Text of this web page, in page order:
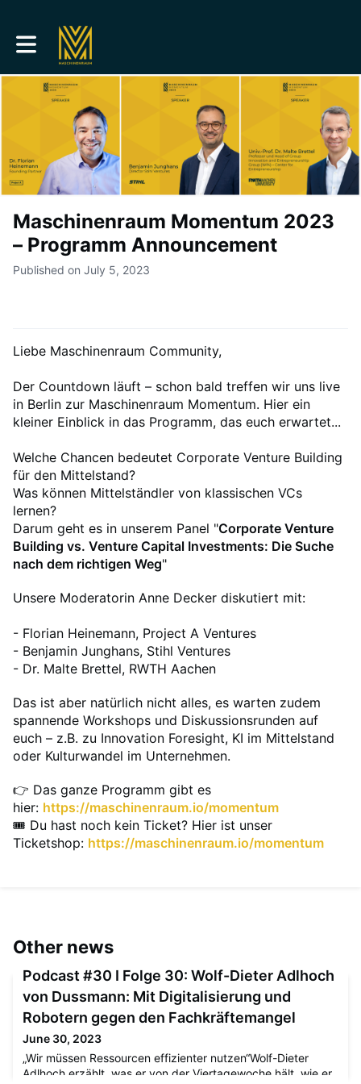
Toggle main navigation
Maschinenraum Momentum 2023
– Programm Announcement
Published on July 5, 2023
Liebe Maschinenraum Community,
Der Countdown läuft – schon bald treffen wir uns live
in Berlin zur Maschinenraum Momentum. Hier ein
kleiner Einblick in das Programm, das euch erwartet...
Welche Chancen bedeutet Corporate Venture Building
für den Mittelstand?
Was können Mittelständler von klassischen VCs
lernen?
Darum geht es in unserem Panel "Corporate Venture
Building vs. Venture Capital Investments: Die Suche
nach dem richtigen Weg"
Unsere Moderatorin Anne Decker diskutiert mit:
- Florian Heinemann, Project A Ventures
- Benjamin Junghans, Stihl Ventures
- Dr. Malte Brettel, RWTH Aachen
Das ist aber natürlich nicht alles, es warten zudem
spannende Workshops und Diskussionsrunden auf
euch – z.B. zu Innovation Foresight, KI im Mittelstand
oder Kulturwandel im Unternehmen.
👉 Das ganze Programm gibt es
hier: https://maschinenraum.io/momentum
🎟️ Du hast noch kein Ticket? Hier ist unser
Ticketshop: https://maschinenraum.io/momentum
Other news
Podcast #30 I Folge 30: Wolf-Dieter Adlhoch
von Dussmann: Mit Digitalisierung und
Robotern gegen den Fachkräftemangel
June 30, 2023
„Wir müssen Ressourcen effizienter nutzen“Wolf-Dieter
Adlhoch erzählt, was er von der Viertagewoche hält, wie er